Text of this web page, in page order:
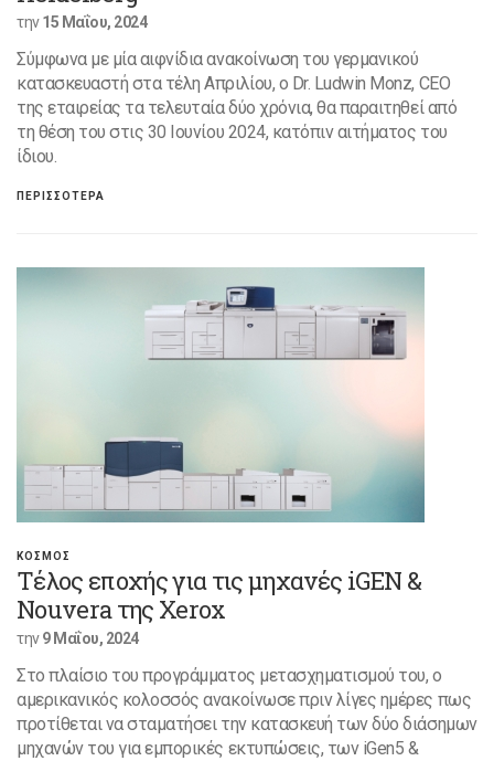
την15 Μαΐου, 2024
Σύμφωνα με μία αιφνίδια ανακοίνωση του γερμανικού
κατασκευαστή στα τέλη Απριλίου, ο Dr. Ludwin Monz, CEO
της εταιρείας τα τελευταία δύο χρόνια, θα παραιτηθεί από
τη θέση του στις 30 Ιουνίου 2024, κατόπιν αιτήματoς του
ίδιου.
ΠΕΡΙΣΣΟΤΕΡΑ
ΚΟΣΜΟΣ
Τέλος εποχής για τις μηχανές iGEN &
Nouvera της Xerox
την9 Μαΐου, 2024
Στο πλαίσιο του προγράμματος μετασχηματισμού του, ο
αμερικανικός κολοσσός ανακοίνωσε πριν λίγες ημέρες πως
προτίθεται να σταματήσει την κατασκευή των δύο διάσημων
μηχανών του για εμπορικές εκτυπώσεις, των iGen5 &